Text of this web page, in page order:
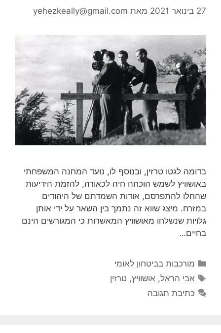
27 בינואר 2021 מאת yehezkeally@gmail.com
בדומה לגטו טרזין, ובנוסף לו, נועד המחנה המשפחתי
באושוויץ לשמש הוכחה חיה לכאורה, להזמת הידיעות
שהחלו להתפרסם, אודות השמדתם של היהודים
במזרח. מיצג שווא זה נתמך בין השאר על ידי אותן
גלויות שנשלחו מאושוויץ המאשרות כי המגורשים הינם
בחיים…
קטגוריות
מורכבות בביטחון לאומי
תגיות
אבי הראל, אושוויץ,טרזין
כתיבת תגובה